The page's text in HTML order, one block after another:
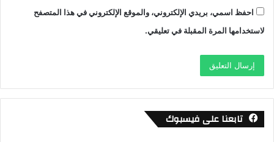
احفظ اسمي، بريدي الإلكتروني، والموقع الإلكتروني في هذا المتصفح
لاستخدامها المرة المقبلة في تعليقي.
تابعنا على فيسبوك